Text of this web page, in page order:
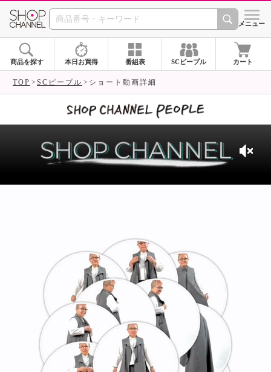
SHOP CHANNEL シメニュー
商品を探す 本日お買得 番組表 SCピープル カート
TOP SCピープル ショート動画詳細